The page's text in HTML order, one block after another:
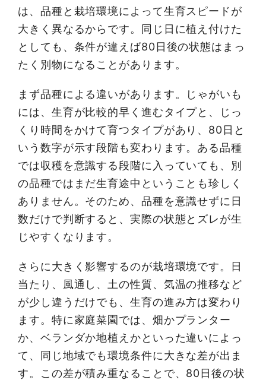
は、品種と栽培環境によって生育スピードが
大きく異なるからです。同じ日に植え付けた
としても、条件が違えば80日後の状態はまっ
たく別物になることがあります。
まず品種による違いがあります。じゃがいも
には、生育が比較的早く進むタイプと、じっ
くり時間をかけて育つタイプがあり、80日と
いう数字が示す段階も変わります。ある品種
では収穫を意識する段階に入っていても、別
の品種ではまだ生育途中ということも珍しく
ありません。そのため、品種を意識せずに日
数だけで判断すると、実際の状態とズレが生
じやすくなります。
さらに大きく影響するのが栽培環境です。日
当たり、風通し、土の性質、気温の推移など
が少し違うだけでも、生育の進み方は変わり
ます。特に家庭菜園では、畑かプランター
か、ベランダか地植えかといった違いによっ
て、同じ地域でも環境条件に大きな差が出ま
す。この差が積み重なることで、80日後の状